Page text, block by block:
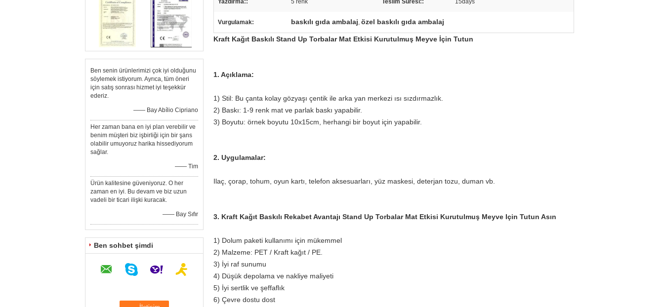
Ben senin ürünlerimizi çok iyi olduğunu
söylemek istiyorum. Ayrıca, tüm öneri
için satış sonrası hizmet iyi teşekkür
ederiz.
—— Bay Abílio Cipriano
Her zaman bana en iyi plan verebilir ve
benim müşteri biz işbirliği için bir şans
olabilir umuyoruz harika hissediyorum
sağlar.
—— Tim
Ürün kalitesine güveniyoruz. O her
zaman en iyi. Bu devam ve biz uzun
vadeli bir ticari ilişki kuracak.
—— Bay Sıfır
Ben sohbet şimdi
Yazdırma:: 5 renk Teslim Süresi:: 15days
Vurgulamak: baskılı gıda ambalaj, özel baskılı gıda ambalaj
Kraft Kağıt Baskılı Stand Up Torbalar Mat Etkisi Kurutulmuş Meyve İçin Tutun
1. Açıklama:
1) Stil: Bu çanta kolay gözyaşı çentik ile arka yan merkezi ısı sızdırmazlık.
2) Baskı: 1-9 renk mat ve parlak baskı yapabilir.
3) Boyutu: örnek boyutu 10x15cm, herhangi bir boyut için yapabilir.
2. Uygulamalar:
Ilaç, çorap, tohum, oyun kartı, telefon aksesuarları, yüz maskesi, deterjan tozu, duman vb.
3. Kraft Kağıt Baskılı Rekabet Avantajı Stand Up Torbalar Mat Etkisi Kurutulmuş Meyve Için Tutun Asın
1) Dolum paketi kullanımı için mükemmel
2) Malzeme: PET / Kraft kağıt / PE.
3) İyi raf sunumu
4) Düşük depolama ve nakliye maliyeti
5) İyi sertlik ve şeffaflık
6) Çevre dostu dost